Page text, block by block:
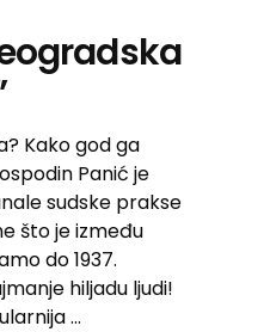
Kako god ga
Panić je
sudske prakse
što je između
do 1937.
hiljadu ljudi!